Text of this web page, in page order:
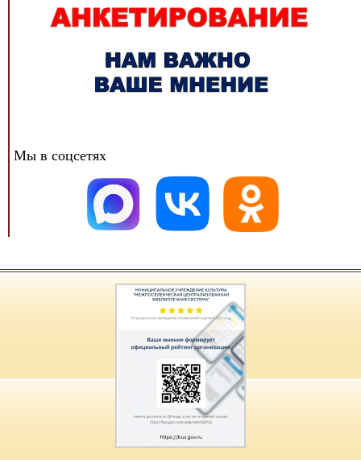
Мы в соцсетях